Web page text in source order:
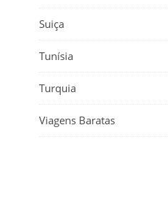
Suiça
Tunísia
Turquia
Viagens Baratas